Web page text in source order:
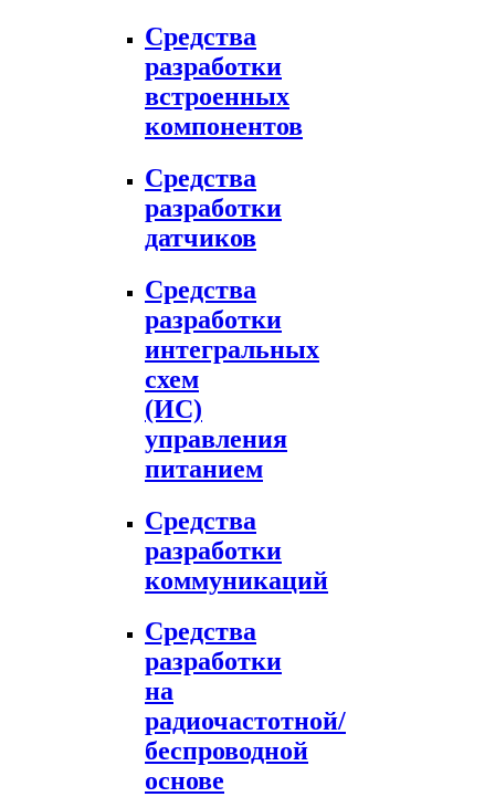
Средства
разработки
встроенных
компонентов
Средства
разработки
датчиков
Средства
разработки
интегральных
схем
(ИС)
управления
питанием
Средства
разработки
коммуникаций
Средства
разработки
на
радиочастотной/
беспроводной
основе